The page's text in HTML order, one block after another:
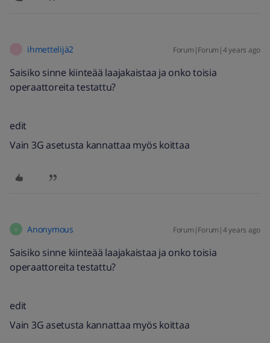
ihmettelijä2 Forum|Forum|4 years ago
Saisiko sinne kiinteää laajakaistaa ja onko toisia
operaattoreita testattu?
edit
Vain 3G asetusta kannattaa myös koittaa
A Anonymous Forum|Forum|4 years ago
Saisiko sinne kiinteää laajakaistaa ja onko toisia
operaattoreita testattu?
edit
Vain 3G asetusta kannattaa myös koittaa